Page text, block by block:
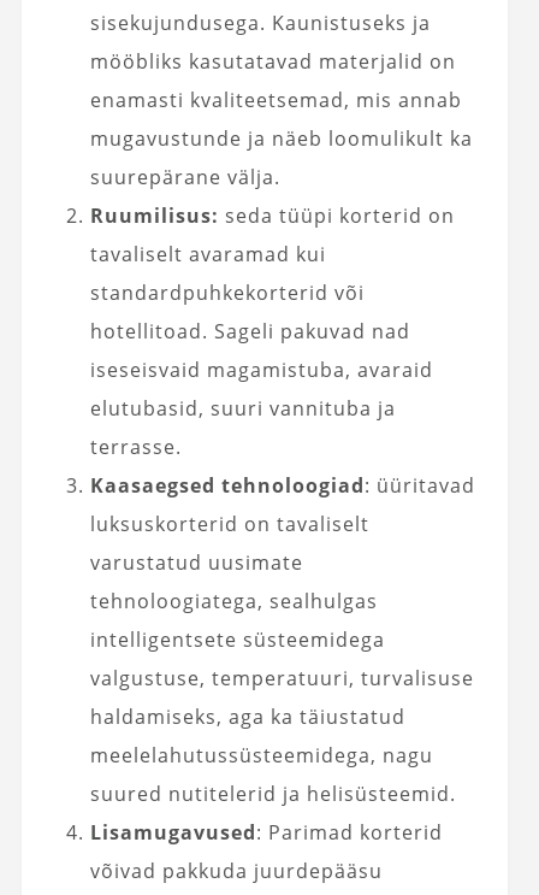
sisekujundusega. Kaunistuseks ja
mööbliks kasutatavad materjalid on
enamasti kvaliteetsemad, mis annab
mugavustunde ja näeb loomulikult ka
suurepärane välja.
Ruumilisus: seda tüüpi korterid on
tavaliselt avaramad kui
standardpuhkekorterid või
hotellitoad. Sageli pakuvad nad
iseseisvaid magamistuba, avaraid
elutubasid, suuri vannituba ja
terrasse.
Kaasaegsed tehnoloogiad: üüritavad
luksuskorterid on tavaliselt
varustatud uusimate
tehnoloogiatega, sealhulgas
intelligentsete süsteemidega
valgustuse, temperatuuri, turvalisuse
haldamiseks, aga ka täiustatud
meelelahutussüsteemidega, nagu
suured nutitelerid ja helisüsteemid.
Lisamugavused: Parimad korterid
võivad pakkuda juurdepääsu